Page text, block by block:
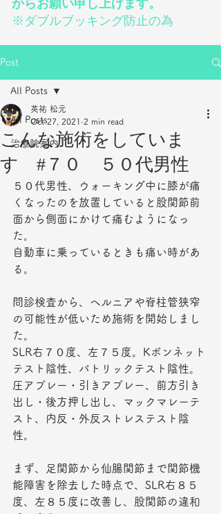
からお願い申し上げます。
※ダブルブッキング防止の為
Post
All Posts
治療院案内
All Posts
こんな施術をしていま
す #７０ ５０代男性
英祐 松元
Oct 27, 2021 2 min read
５０代男性、ウォーキング中に膝が痛
くなったのを放置していると股関節前
面から側面にかけて痛むようになっ
た。
自動車に乗っているときも痛い時があ
る。
問診検査から、ヘルニアや脊柱管狭窄
の可能性が低いため施術を開始しまし
た。
SLR右７０度、左７５度。Kボンネット
テスト陰性、パトリックテスト陰性。
圧アプレー・引きアプレー、前方引き
出し・後方押し出し、マックマレーテ
スト、内反・外反ストレステスト陰
性。
まず、足関節から仙腸関節まで関節機
能障害を除去した時点で、SLR右８５
度、左８５度に改善し、股関節の違和